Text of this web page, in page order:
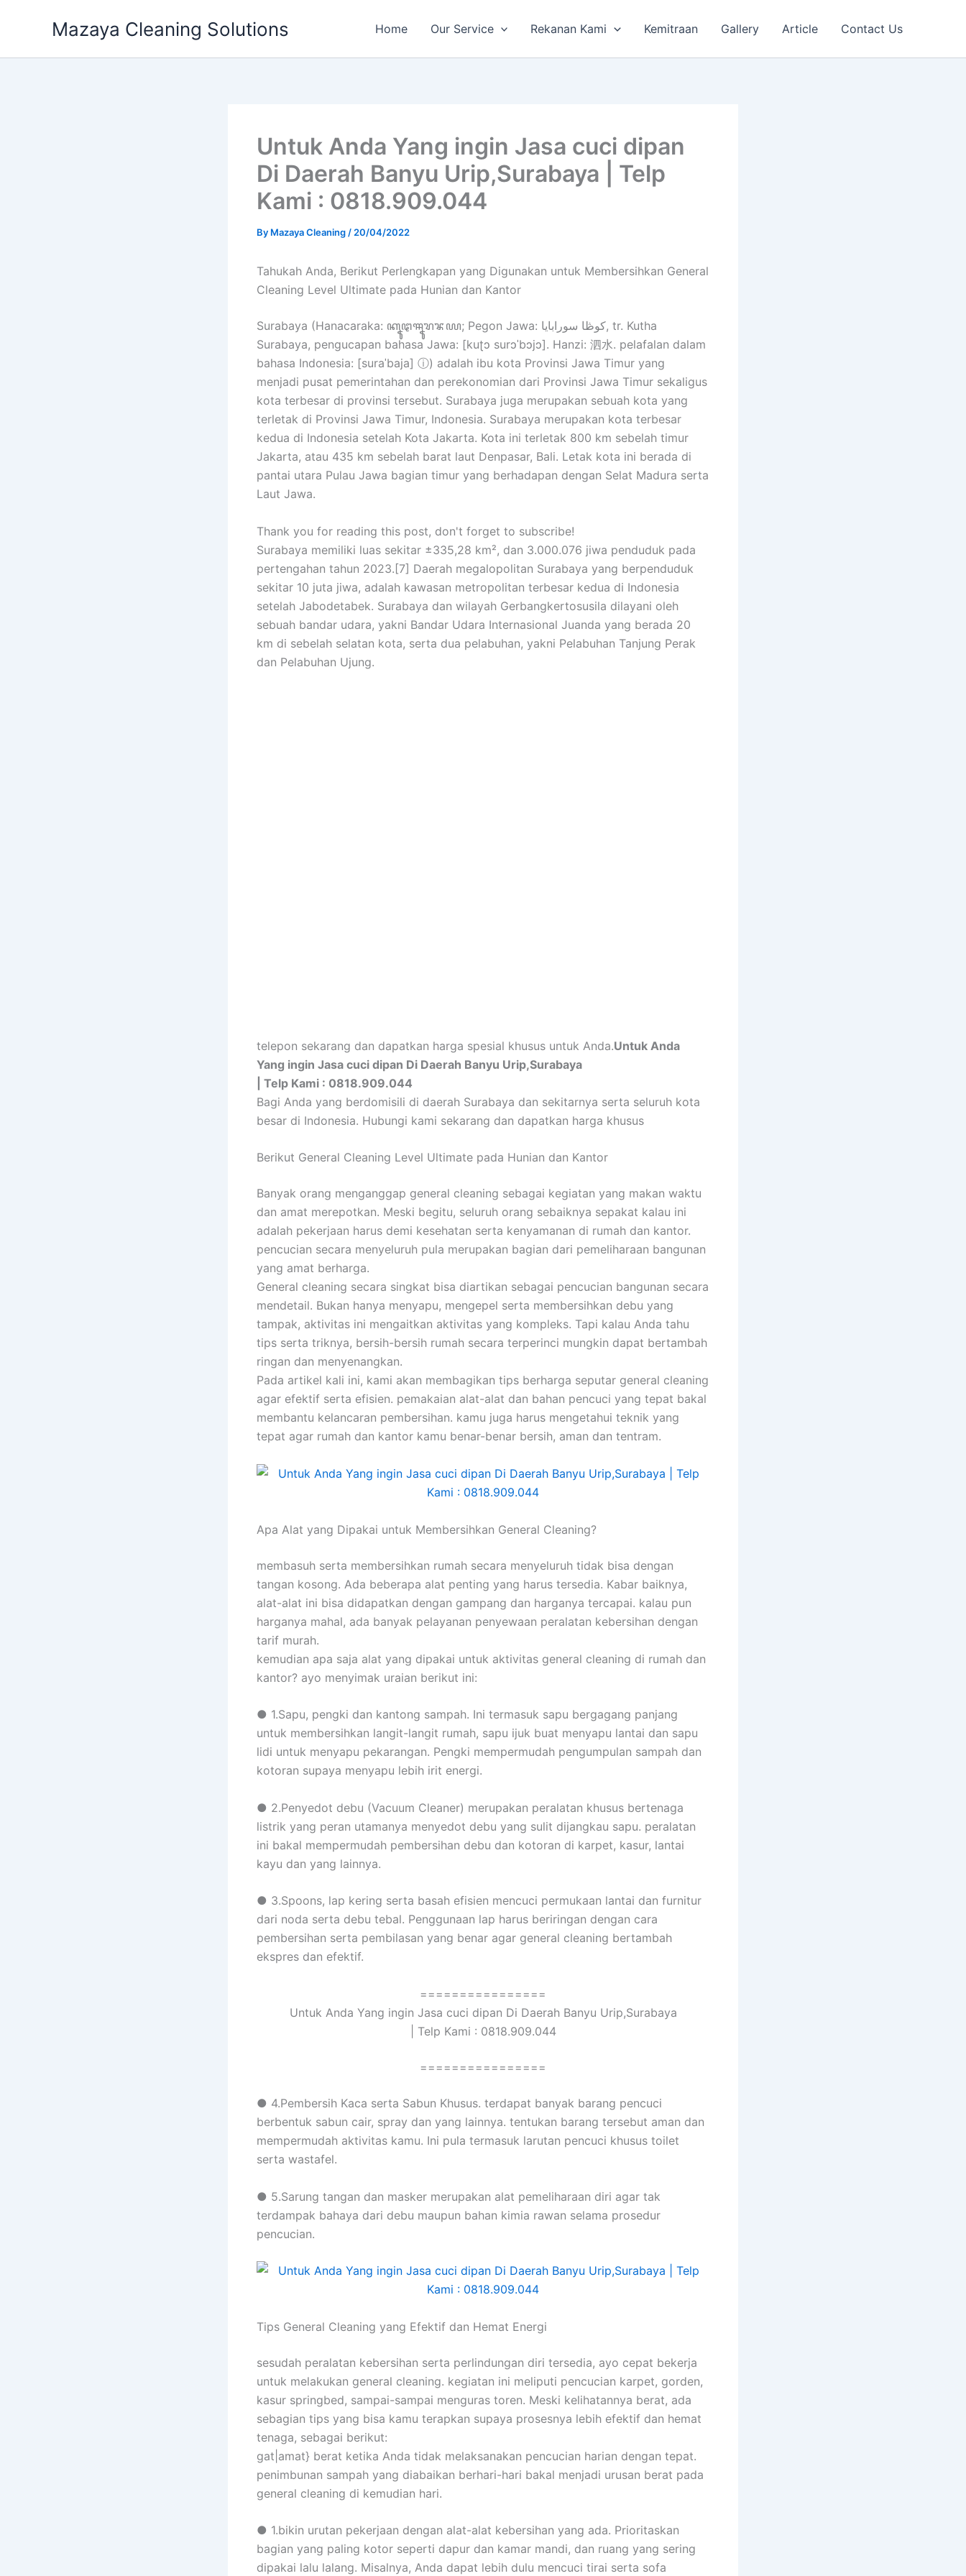
Mazaya Cleaning Solutions Home Our Service Rekanan Kami Kemitraan Gallery Article Contact Us
Untuk Anda Yang ingin Jasa cuci dipan
Di Daerah Banyu Urip,Surabaya | Telp
Kami : 0818.909.044
By Mazaya Cleaning / 20/04/2022
Tahukah Anda, Berikut Perlengkapan yang Digunakan untuk Membersihkan General
Cleaning Level Ultimate pada Hunian dan Kantor
Surabaya (Hanacaraka: ꦏꦹꦛꦯꦹꦫꦨꦪ; Pegon Jawa: كوڟا سورابايا, tr. Kutha
Surabaya, pengucapan bahasa Jawa: [kuʈɔ surɔˈbɔjɔ]. Hanzi: 泗水. pelafalan dalam
bahasa Indonesia: [suraˈbaja] ⓘ) adalah ibu kota Provinsi Jawa Timur yang
menjadi pusat pemerintahan dan perekonomian dari Provinsi Jawa Timur sekaligus
kota terbesar di provinsi tersebut. Surabaya juga merupakan sebuah kota yang
terletak di Provinsi Jawa Timur, Indonesia. Surabaya merupakan kota terbesar
kedua di Indonesia setelah Kota Jakarta. Kota ini terletak 800 km sebelah timur
Jakarta, atau 435 km sebelah barat laut Denpasar, Bali. Letak kota ini berada di
pantai utara Pulau Jawa bagian timur yang berhadapan dengan Selat Madura serta
Laut Jawa.
Thank you for reading this post, don't forget to subscribe!
Surabaya memiliki luas sekitar ±335,28 km², dan 3.000.076 jiwa penduduk pada
pertengahan tahun 2023.[7] Daerah megalopolitan Surabaya yang berpenduduk
sekitar 10 juta jiwa, adalah kawasan metropolitan terbesar kedua di Indonesia
setelah Jabodetabek. Surabaya dan wilayah Gerbangkertosusila dilayani oleh
sebuah bandar udara, yakni Bandar Udara Internasional Juanda yang berada 20
km di sebelah selatan kota, serta dua pelabuhan, yakni Pelabuhan Tanjung Perak
dan Pelabuhan Ujung.
telepon sekarang dan dapatkan harga spesial khusus untuk Anda.Untuk Anda
Yang ingin Jasa cuci dipan Di Daerah Banyu Urip,Surabaya
| Telp Kami : 0818.909.044
Bagi Anda yang berdomisili di daerah Surabaya dan sekitarnya serta seluruh kota
besar di Indonesia. Hubungi kami sekarang dan dapatkan harga khusus
Berikut General Cleaning Level Ultimate pada Hunian dan Kantor
Banyak orang menganggap general cleaning sebagai kegiatan yang makan waktu
dan amat merepotkan. Meski begitu, seluruh orang sebaiknya sepakat kalau ini
adalah pekerjaan harus demi kesehatan serta kenyamanan di rumah dan kantor.
pencucian secara menyeluruh pula merupakan bagian dari pemeliharaan bangunan
yang amat berharga.
General cleaning secara singkat bisa diartikan sebagai pencucian bangunan secara
mendetail. Bukan hanya menyapu, mengepel serta membersihkan debu yang
tampak, aktivitas ini mengaitkan aktivitas yang kompleks. Tapi kalau Anda tahu
tips serta triknya, bersih-bersih rumah secara terperinci mungkin dapat bertambah
ringan dan menyenangkan.
Pada artikel kali ini, kami akan membagikan tips berharga seputar general cleaning
agar efektif serta efisien. pemakaian alat-alat dan bahan pencuci yang tepat bakal
membantu kelancaran pembersihan. kamu juga harus mengetahui teknik yang
tepat agar rumah dan kantor kamu benar-benar bersih, aman dan tentram.
Apa Alat yang Dipakai untuk Membersihkan General Cleaning?
membasuh serta membersihkan rumah secara menyeluruh tidak bisa dengan
tangan kosong. Ada beberapa alat penting yang harus tersedia. Kabar baiknya,
alat-alat ini bisa didapatkan dengan gampang dan harganya tercapai. kalau pun
harganya mahal, ada banyak pelayanan penyewaan peralatan kebersihan dengan
tarif murah.
kemudian apa saja alat yang dipakai untuk aktivitas general cleaning di rumah dan
kantor? ayo menyimak uraian berikut ini:
● 1.Sapu, pengki dan kantong sampah. Ini termasuk sapu bergagang panjang
untuk membersihkan langit-langit rumah, sapu ijuk buat menyapu lantai dan sapu
lidi untuk menyapu pekarangan. Pengki mempermudah pengumpulan sampah dan
kotoran supaya menyapu lebih irit energi.
● 2.Penyedot debu (Vacuum Cleaner) merupakan peralatan khusus bertenaga
listrik yang peran utamanya menyedot debu yang sulit dijangkau sapu. peralatan
ini bakal mempermudah pembersihan debu dan kotoran di karpet, kasur, lantai
kayu dan yang lainnya.
● 3.Spoons, lap kering serta basah efisien mencuci permukaan lantai dan furnitur
dari noda serta debu tebal. Penggunaan lap harus beriringan dengan cara
pembersihan serta pembilasan yang benar agar general cleaning bertambah
ekspres dan efektif.
================
Untuk Anda Yang ingin Jasa cuci dipan Di Daerah Banyu Urip,Surabaya
| Telp Kami : 0818.909.044
================
● 4.Pembersih Kaca serta Sabun Khusus. terdapat banyak barang pencuci
berbentuk sabun cair, spray dan yang lainnya. tentukan barang tersebut aman dan
mempermudah aktivitas kamu. Ini pula termasuk larutan pencuci khusus toilet
serta wastafel.
● 5.Sarung tangan dan masker merupakan alat pemeliharaan diri agar tak
terdampak bahaya dari debu maupun bahan kimia rawan selama prosedur
pencucian.
Tips General Cleaning yang Efektif dan Hemat Energi
sesudah peralatan kebersihan serta perlindungan diri tersedia, ayo cepat bekerja
untuk melakukan general cleaning. kegiatan ini meliputi pencucian karpet, gorden,
kasur springbed, sampai-sampai menguras toren. Meski kelihatannya berat, ada
sebagian tips yang bisa kamu terapkan supaya prosesnya lebih efektif dan hemat
tenaga, sebagai berikut:
gat|amat} berat ketika Anda tidak melaksanakan pencucian harian dengan tepat.
penimbunan sampah yang diabaikan berhari-hari bakal menjadi urusan berat pada
general cleaning di kemudian hari.
● 1.bikin urutan pekerjaan dengan alat-alat kebersihan yang ada. Prioritaskan
bagian yang paling kotor seperti dapur dan kamar mandi, dan ruang yang sering
dipakai lalu lalang. Misalnya, Anda dapat lebih dulu mencuci tirai serta sofa